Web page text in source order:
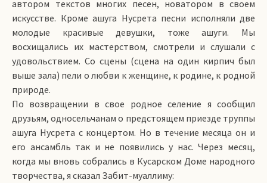
автором текстов многих песен, новатором в своем
искусстве. Кроме ашуга Нусрета песни исполняли две
молодые красивые девушки, тоже ашуги. Мы
восхищались их мастерством, смотрели и слушали с
удовольствием. Со сцены (сцена на один кирпич был
выше зала) пели о любви к женщине, к родине, к родной
природе.
По возвращении в свое родное селение я сообщил
друзьям, односельчанам о предстоящем приезде труппы
ашуга Нусрета с концертом. Но в течение месяца он и
его ансамбль так и не появились у нас. Через месяц,
когда мы вновь собрались в Кусарском Доме народного
творчества, я сказал Забит-муаллиму: